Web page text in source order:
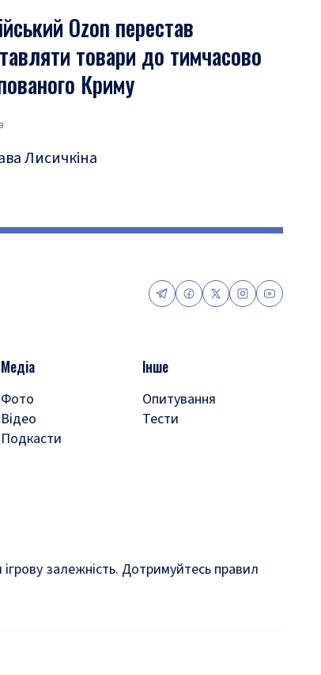
Ozon перестав
товари до тимчасово
Криму
Лисичкіна
Медіа
Фото
Відео
Подкасти
Інше
Опитування
Тести
залежність. Дотримуйтесь правил